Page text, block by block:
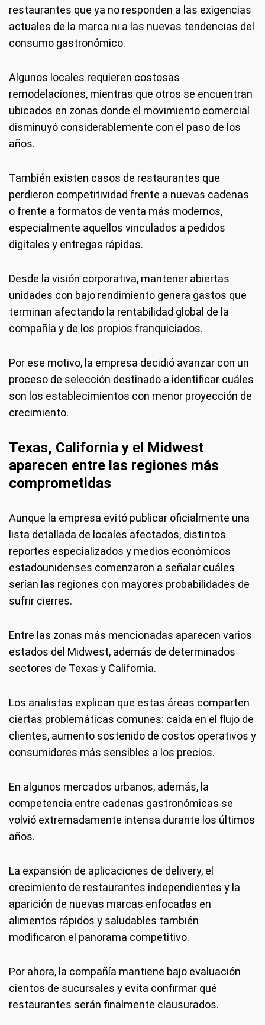
restaurantes que ya no responden a las exigencias
actuales de la marca ni a las nuevas tendencias del
consumo gastronómico.
Algunos locales requieren costosas
remodelaciones, mientras que otros se encuentran
ubicados en zonas donde el movimiento comercial
disminuyó considerablemente con el paso de los
años.
También existen casos de restaurantes que
perdieron competitividad frente a nuevas cadenas
o frente a formatos de venta más modernos,
especialmente aquellos vinculados a pedidos
digitales y entregas rápidas.
Desde la visión corporativa, mantener abiertas
unidades con bajo rendimiento genera gastos que
terminan afectando la rentabilidad global de la
compañía y de los propios franquiciados.
Por ese motivo, la empresa decidió avanzar con un
proceso de selección destinado a identificar cuáles
son los establecimientos con menor proyección de
crecimiento.
Texas, California y el Midwest
aparecen entre las regiones más
comprometidas
Aunque la empresa evitó publicar oficialmente una
lista detallada de locales afectados, distintos
reportes especializados y medios económicos
estadounidenses comenzaron a señalar cuáles
serían las regiones con mayores probabilidades de
sufrir cierres.
Entre las zonas más mencionadas aparecen varios
estados del Midwest, además de determinados
sectores de Texas y California.
Los analistas explican que estas áreas comparten
ciertas problemáticas comunes: caída en el flujo de
clientes, aumento sostenido de costos operativos y
consumidores más sensibles a los precios.
En algunos mercados urbanos, además, la
competencia entre cadenas gastronómicas se
volvió extremadamente intensa durante los últimos
años.
La expansión de aplicaciones de delivery, el
crecimiento de restaurantes independientes y la
aparición de nuevas marcas enfocadas en
alimentos rápidos y saludables también
modificaron el panorama competitivo.
Por ahora, la compañía mantiene bajo evaluación
cientos de sucursales y evita confirmar qué
restaurantes serán finalmente clausurados.